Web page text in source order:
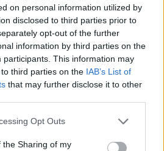
on personal information utilized by
disclosed to third parties prior to
opt-out of the further
information by third parties on the
participants. This information may
third parties on the IAB’s List of
that may further disclose it to other
Opt Outs
the Sharing of my
Θανάσης Σπανούλης: "Θα είμαι
χαρούμενος με ένα μετάλλιο"
εκατ. ευρώ στο α' εξάμηνο – Στα 734